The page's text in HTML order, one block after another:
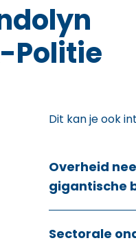
Politie
Dit kan je ook
Overheid
gigantische
Sectorale